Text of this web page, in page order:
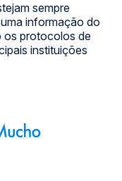
sempre
informação do
os protocolos de
instituições